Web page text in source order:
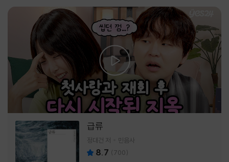
급류
정대건 저 민음사
8.7 (700)